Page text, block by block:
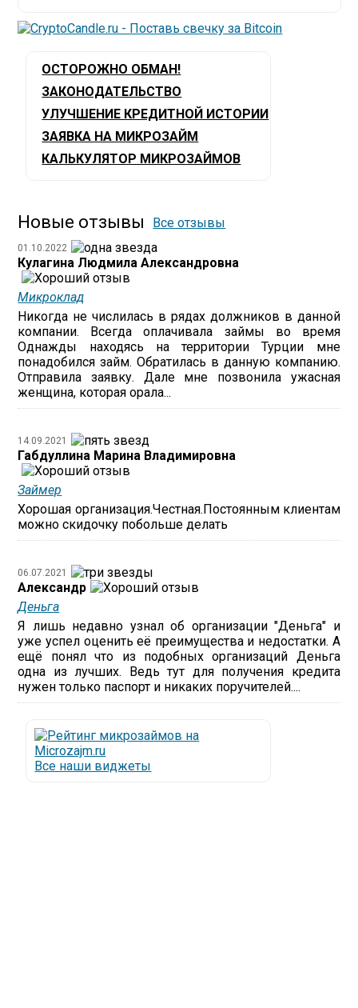
ОСТОРОЖНО ОБМАН!
ЗАКОНОДАТЕЛЬСТВО
УЛУЧШЕНИЕ КРЕДИТНОЙ ИСТОРИИ
ЗАЯВКА НА МИКРОЗАЙМ
КАЛЬКУЛЯТОР МИКРОЗАЙМОВ
Новые отзывы Все отзывы
01.10.2022
Кулагина Людмила Александровна
Микроклад
Никогда не числилась в рядах должников в данной
компании. Всегда оплачивала займы во время
Однажды находясь на территории Турции мне
понадобился займ. Обратилась в данную компанию.
Отправила заявку. Дале мне позвонила ужасная
женщина, которая орала...
14.09.2021
Габдуллина Марина Владимировна
Займер
Хорошая организация.Честная.Постоянным клиентам
можно скидочку побольше делать
06.07.2021
Александр
Деньга
Я лишь недавно узнал об организации "Деньга" и
уже успел оценить её преимущества и недостатки. А
ещё понял что из подобных организаций Деньга
одна из лучших. Ведь тут для получения кредита
нужен только паспорт и никаких поручителей....
Все наши виджеты